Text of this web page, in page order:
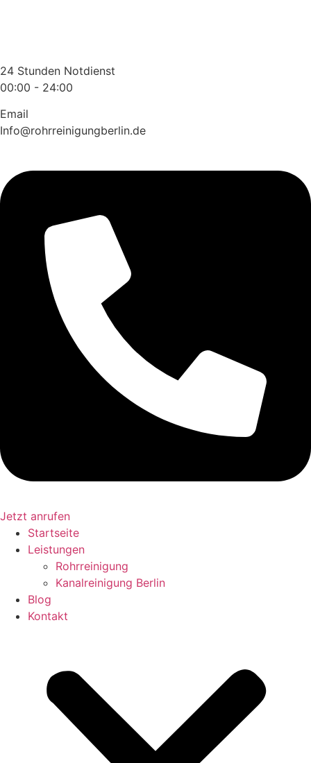
24 Stunden Notdienst
00:00 - 24:00
Email
Info@rohrreinigungberlin.de
Jetzt anrufen
Startseite
Leistungen
Rohrreinigung
Kanalreinigung Berlin
Blog
Kontakt